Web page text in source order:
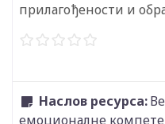
прилагођености и
Наслов ресурса:
емоционалне